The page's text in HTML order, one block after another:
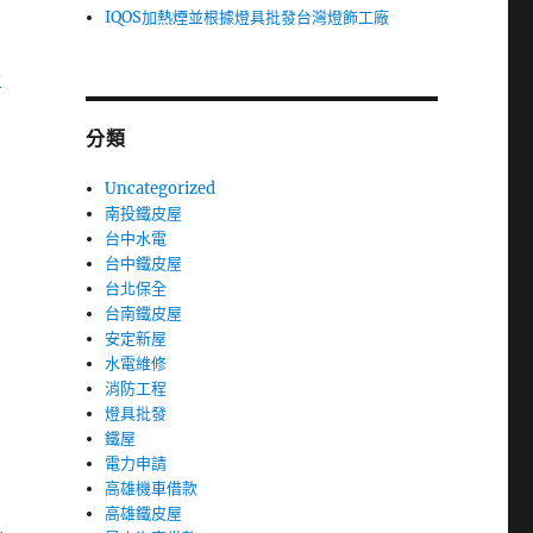
IQOS加熱煙並根據燈具批發台灣燈飾工廠
分類
Uncategorized
南投鐵皮屋
台中水電
台中鐵皮屋
台北保全
台南鐵皮屋
安定新屋
水電維修
消防工程
燈具批發
鐵屋
電力申請
高雄機車借款
高雄鐵皮屋